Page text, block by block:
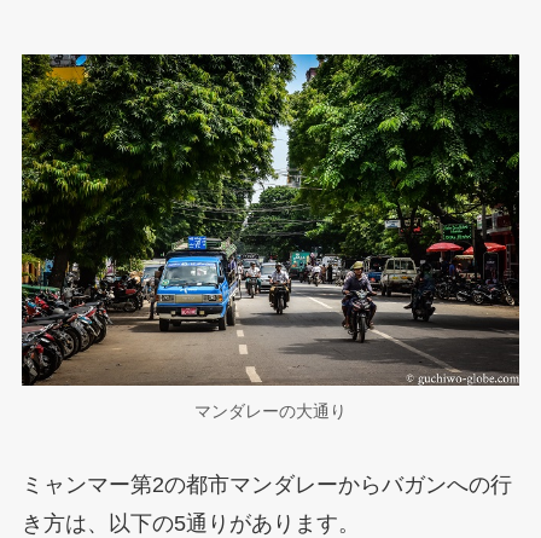
マンダレーの大通り
ミャンマー第2の都市マンダレーからバガンへの行
き方は、以下の5通りがあります。